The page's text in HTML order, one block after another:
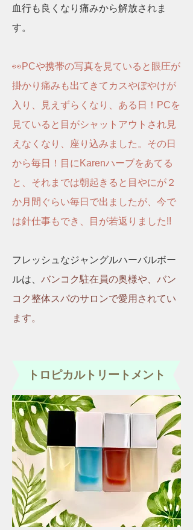
血行も良くなり痛みから解放されま
す。
👀PCや携帯の写真を見ていると眼圧が
掛かり痛みも出てきてカスやぼやけが
入り、見えずらくなり、ある日！PCを
見ていると目がシャットアウトされ見
えなくなり、座り込みました。その日
から毎日！目にKarenハーブをあてる
と、それまでは朝起きると目やにが２
か月間ぐらい毎日で出ましたが、今で
は針仕事もでき、
目が若返りました!!
フレッシュなジャングルハーバルボー
ルは、 バンコク駐在員の奥様や、バン
コク整体スパのサロンで愛用されてい
ます。
トロピカルトリートメント